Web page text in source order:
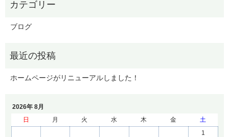
ブログ
ホームページがリニューアルしました！
2026年 8月
日
月 火 水 木 金
土
1